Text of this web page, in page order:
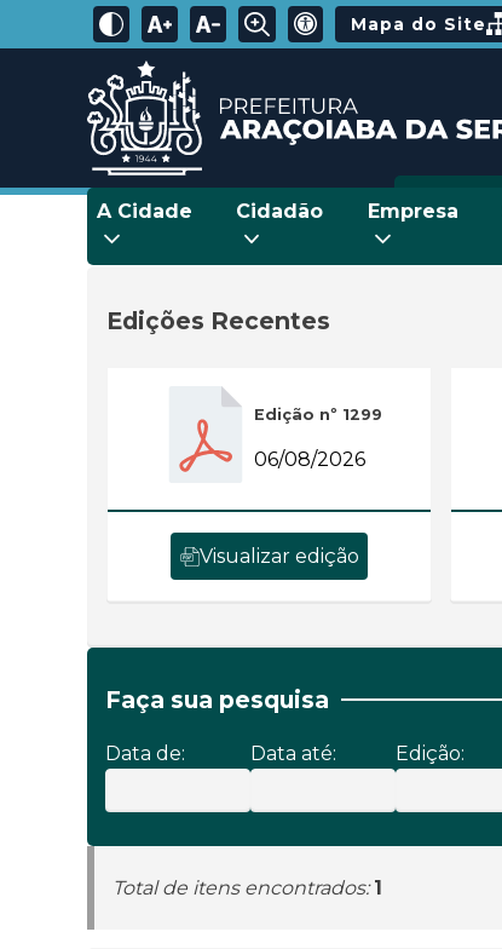
Mapa do Site
A Cidade Cidadão Empresa
Edições Recentes
Edição nº 1299
06/08/2026
Visualizar edição
Faça sua pesquisa
Data de: Data até: Edição:
Total de itens encontrados: 1